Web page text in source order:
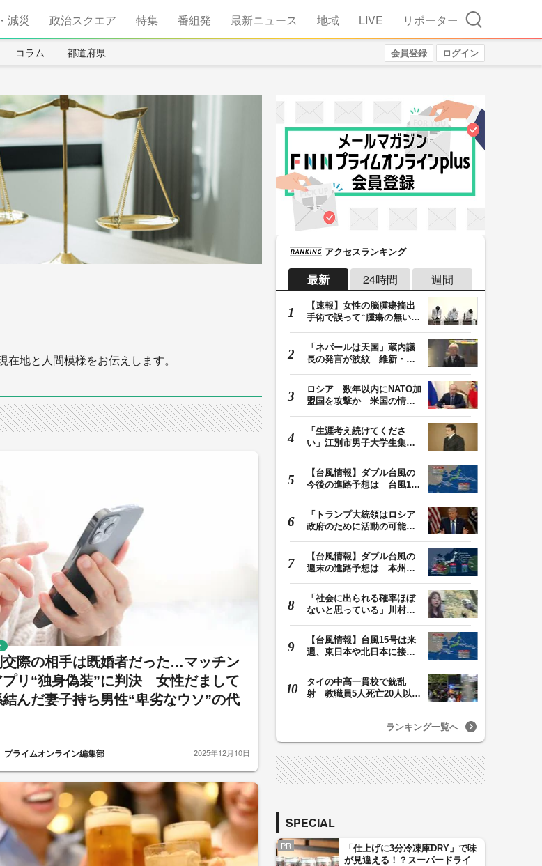
減災 政治スクエア 特集 番組発 最新ニュース 地域 LIVE リポーター 検索
コラム 都道府県 会員登録 ログイン
地と人間模様をお伝えします。
交際の相手は既婚者だった…マッチン
プリ“独身偽装”に判決 女性だまして
結んだ妻子持ち男性“卑劣なウソ”の代
プライムオンライン編集部 2025年12月10日
アクセスランキング
最新 24時間 週間
【速報】女性の脳腫瘍摘出
手術で誤って“腫瘍の無い部
「ネパールは天国」蔵内議
長の発言が波紋 維新・吉
ロシア 数年以内にNATO加
盟国を攻撃か 米国の情報
「生涯考え続けてくださ
い」江別市男子大学生集団
【台風情報】ダブル台風の
今後の進路予想は 台風13
「トランプ大統領はロシア
政府のために活動の可能
【台風情報】ダブル台風の
週末の進路予想は 本州は
「社会に出られる確率ほぼ
ないと思っている」川村葉
【台風情報】台風15号は来
週、東日本や北日本に接近
タイの中高一貫校で銃乱
射 教職員5人死亡20人以上
ランキング一覧へ
SPECIAL
PR
「仕上げに3分冷凍庫DRY」で味
が見違える！？スーパードライ